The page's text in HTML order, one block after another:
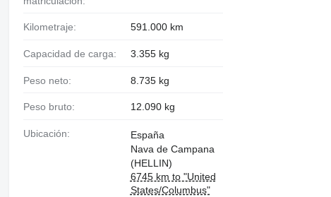
Kilometraje: 591.000 km
Capacidad de carga: 3.355 kg
Peso neto: 8.735 kg
Peso bruto: 12.090 kg
Ubicación:
España
Nava de Campana
(HELLIN)
6745 km to "United
States/Columbus"